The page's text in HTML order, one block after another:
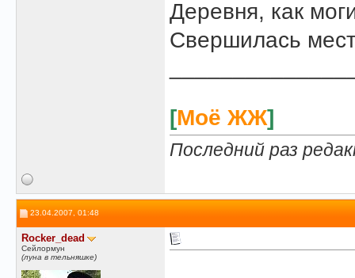
Деревня, как
Свершилась
[Моё ЖЖ]
Последний раз
23.04.2007, 01:48
Rocker_dead
Сейлормун
(луна в тельняшке)